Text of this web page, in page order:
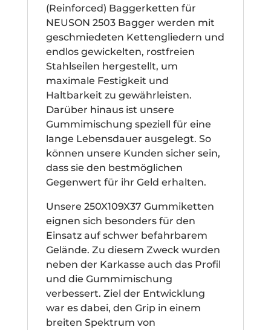
(Reinforced) Baggerketten für
NEUSON 2503 Bagger werden mit
geschmiedeten Kettengliedern und
endlos gewickelten, rostfreien
Stahlseilen hergestellt, um
maximale Festigkeit und
Haltbarkeit zu gewährleisten.
Darüber hinaus ist unsere
Gummimischung speziell für eine
lange Lebensdauer ausgelegt. So
können unsere Kunden sicher sein,
dass sie den bestmöglichen
Gegenwert für ihr Geld erhalten.
Unsere 250X109X37 Gummiketten
eignen sich besonders für den
Einsatz auf schwer befahrbarem
Gelände. Zu diesem Zweck wurden
neben der Karkasse auch das Profil
und die Gummimischung
verbessert. Ziel der Entwicklung
war es dabei, den Grip in einem
breiten Spektrum von